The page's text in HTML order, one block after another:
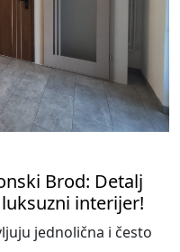
Brod: Detalj
interijer!
jednolična i često